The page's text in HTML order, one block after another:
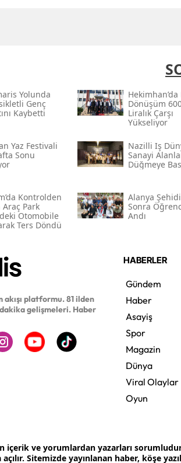
Yolunda
Genç
Kaybetti
Hekimhan’da
Dönüşüm
Liralık Çarşı
Yükseliyor
Yaz Festivali
Sonu
Nazilli Iş
Sanayi
Düğmeye
Kontrolden
Araç Park
Otomobile
Ters Döndü
Alanya
Sonra
Andı
platformu. 81 ilden
gelişmeleri. Haber
HABERLER
Gündem
Haber
Asayiş
Spor
Magazin
Dünya
Viral Olaylar
Oyun
içerik ve yorumlardan yazarları
açılır. Sitemizde yayınlanan haber, köşe